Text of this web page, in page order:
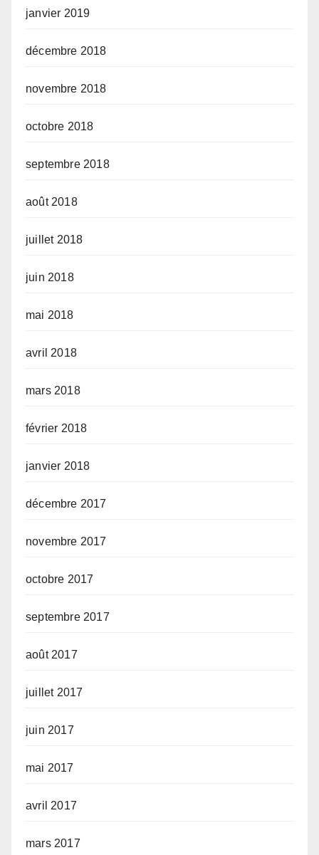
janvier 2019
décembre 2018
novembre 2018
octobre 2018
septembre 2018
août 2018
juillet 2018
juin 2018
mai 2018
avril 2018
mars 2018
février 2018
janvier 2018
décembre 2017
novembre 2017
octobre 2017
septembre 2017
août 2017
juillet 2017
juin 2017
mai 2017
avril 2017
mars 2017